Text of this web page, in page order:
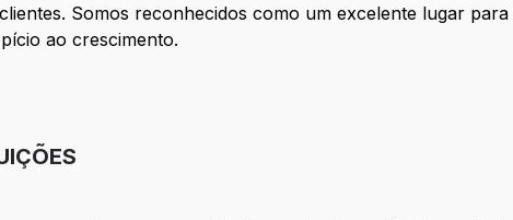
Somos reconhecidos como um excelente lugar
ao crescimento.